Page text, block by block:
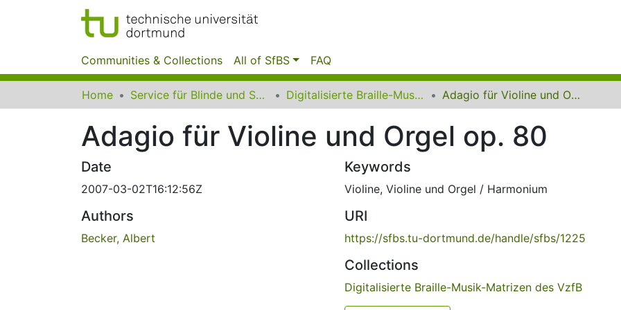
Communities & Collections All of SfBS FAQ
Home Service für Blinde und Sehbehinderte der UB Dortmund Digitalisierte Braille-Musik-Matrizen des VzfB Adagio für Violine und Orgel op. 80
Adagio für Violine und Orgel op. 80
Date
2007-03-02T16:12:56Z
Authors
Becker, Albert
Keywords
Violine, Violine und Orgel / Harmonium
URI
https://sfbs.tu-dortmund.de/handle/sfbs/1225
Collections
Digitalisierte Braille-Musik-Matrizen des VzfB